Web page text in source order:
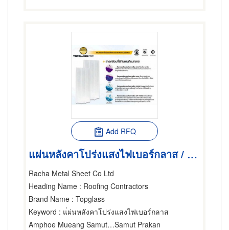
Add RFQ
แผ่นหลังคาโปร่งแสงไฟเบอร์กลาส / แผ่นใส Topglass Eco Rhino
Racha Metal Sheet Co Ltd
Heading Name : Roofing Contractors
Brand Name : Topglass
Keyword : แ่ผ่นหลังคาโปร่งแสงไฟเบอร์กลาส
Amphoe Mueang Samut PrakarnSamut Prakan